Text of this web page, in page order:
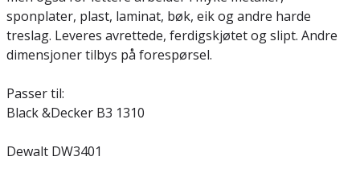
sponplater, plast, laminat, bøk, eik og andre harde
treslag. Leveres avrettede, ferdigskjøtet og slipt. Andre
dimensjoner tilbys på forespørsel.
Passer til:
Black &Decker B3 1310
Dewalt DW3401